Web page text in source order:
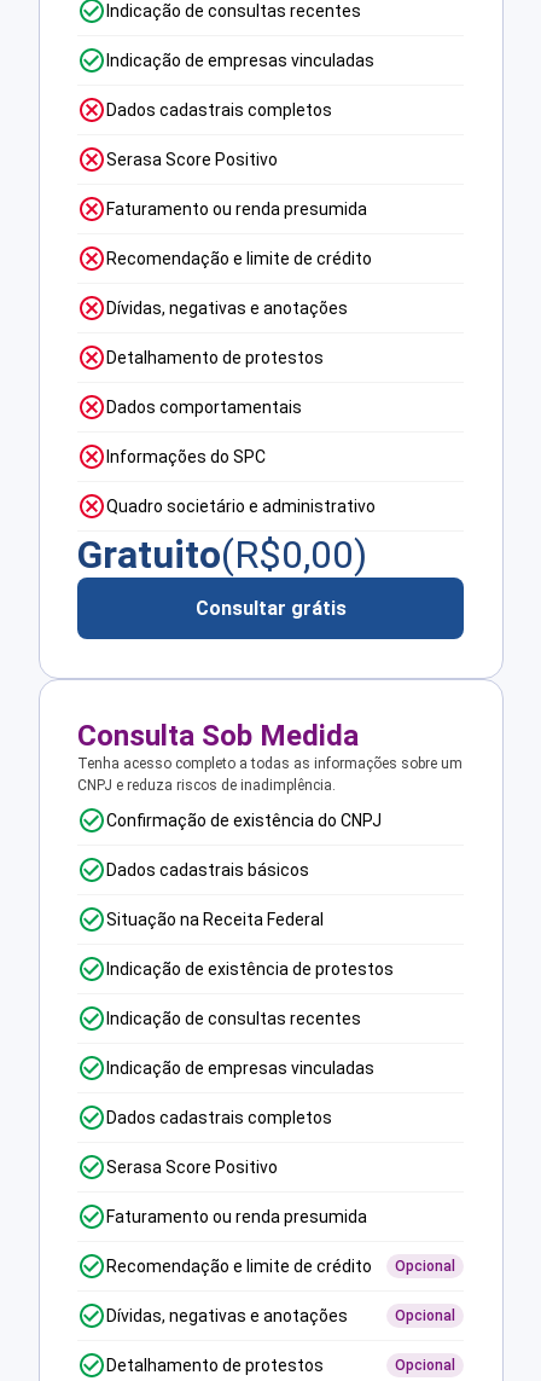
Indicação de consultas recentes
Indicação de empresas vinculadas
Dados cadastrais completos
Serasa Score Positivo
Faturamento ou renda presumida
Recomendação e limite de crédito
Dívidas, negativas e anotações
Detalhamento de protestos
Dados comportamentais
Informações do SPC
Quadro societário e administrativo
Gratuito(R$0,00)
Consultar grátis
Consulta Sob Medida
Tenha acesso completo a todas as informações sobre um
CNPJ e reduza riscos de inadimplência.
Confirmação de existência do CNPJ
Dados cadastrais básicos
Situação na Receita Federal
Indicação de existência de protestos
Indicação de consultas recentes
Indicação de empresas vinculadas
Dados cadastrais completos
Serasa Score Positivo
Faturamento ou renda presumida
Recomendação e limite de crédito Opcional
Dívidas, negativas e anotações Opcional
Detalhamento de protestos Opcional